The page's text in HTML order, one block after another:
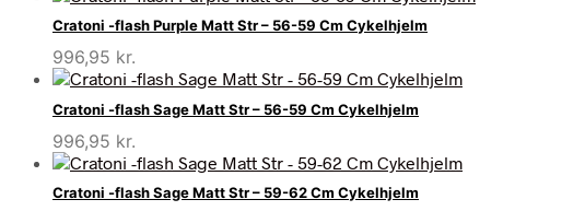
Cratoni -flash Purple Matt Str – 56-59 Cm Cykelhjelm
996,95 kr.
Cratoni -flash Sage Matt Str – 56-59 Cm Cykelhjelm
996,95 kr.
Cratoni -flash Sage Matt Str – 59-62 Cm Cykelhjelm